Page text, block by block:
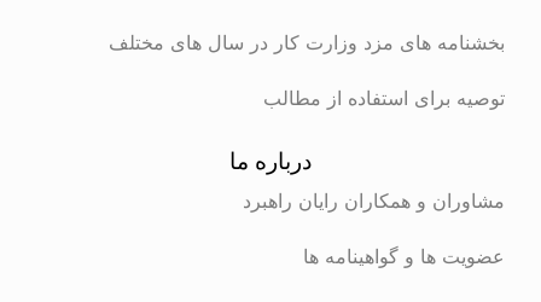
بخشنامه های مزد وزارت کار در سال های مختلف
توصیه برای استفاده از مطالب
درباره ما
مشاوران و همکاران رایان راهبرد
عضویت ها و گواهینامه ها